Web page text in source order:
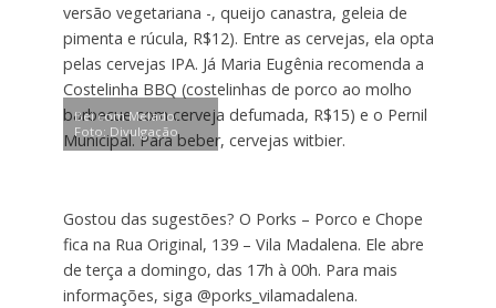
versão vegetariana -, queijo canastra, geleia de
pimenta e rúcula, R$12). Entre as cervejas, ela opta
pelas cervejas IPA. Já Maria Eugênia recomenda a
Costelinha BBQ (costelinhas de porco ao molho
barbecue com cerveja defumada, R$15) e o Pernil
Municipal. Para beber, cervejas witbier.
Bei com Melado.
Foto: Divulgação
Gostou das sugestões? O Porks – Porco e Chope
fica na Rua Original, 139 – Vila Madalena. Ele abre
de terça a domingo, das 17h à 00h. Para mais
informações, siga @porks_vilamadalena.